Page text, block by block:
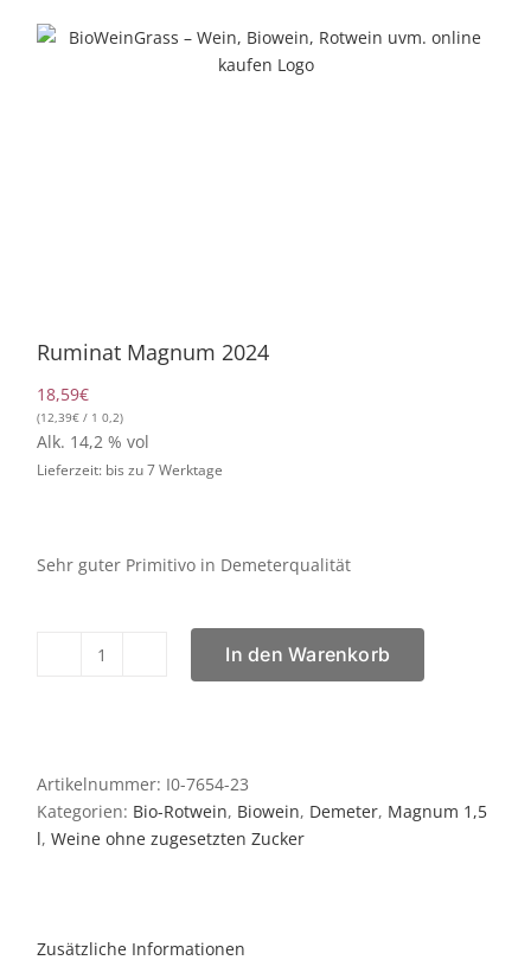
Inhalt
Ruminat Magnum 2024
18,59€
(12,39€ / 1 0,2)
Alk. 14,2 % vol
Lieferzeit: bis zu 7 Werktage
Sehr guter Primitivo in Demeterqualität
Ruminat
In den Warenkorb
Artikelnummer: I0-7654-23
Kategorien: Bio-Rotwein, Biowein, Demeter, Magnum 1,5
l,Weine ohne zugesetzten Zucker
Zusätzliche Informationen